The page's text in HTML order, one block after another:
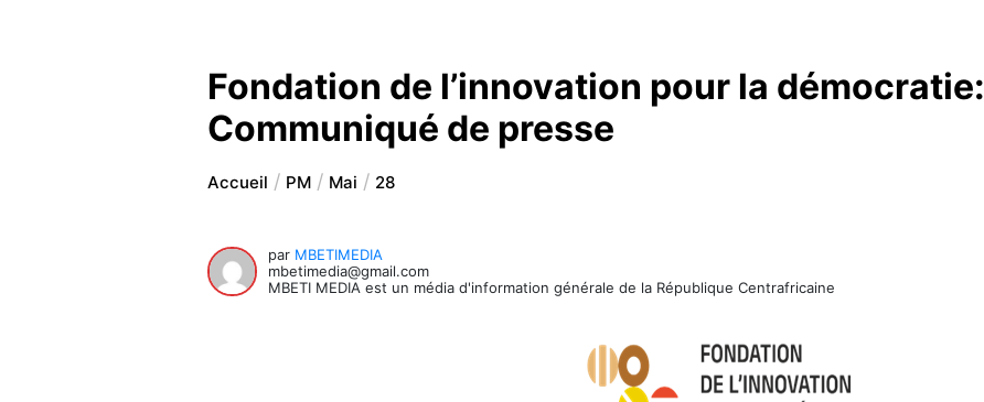
Fondation de l’innovation pour la démocratie:
Communiqué de presse
Accueil PM Mai 28
par MBETIMEDIA
mbetimedia@gmail.com
MBETI MEDIA est un média d'information générale de la République Centrafricaine